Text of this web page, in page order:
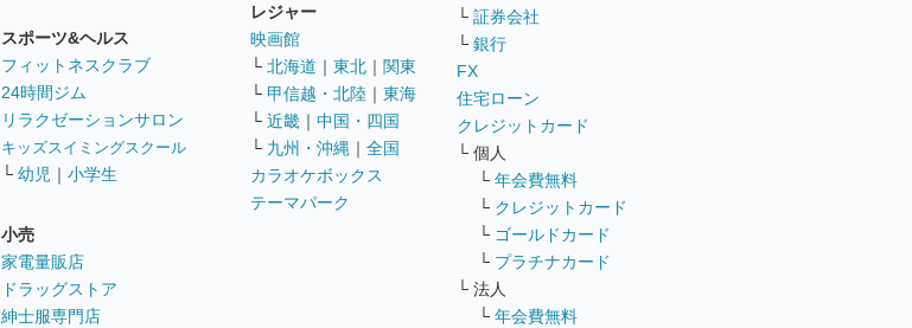
スポーツ&ヘルス
フィットネスクラブ
24時間ジム
リラクゼーションサロン
キッズスイミングスクール
└ 幼児 ｜ 小学生
小売
家電量販店
ドラッグストア
紳士服専門店
レジャー
映画館
└ 北海道 ｜ 東北 ｜ 関東
└ 甲信越・北陸 ｜ 東海
└ 近畿 ｜ 中国・四国
└ 九州・沖縄 ｜ 全国
カラオケボックス
テーマパーク
└ 証券会社
└ 銀行
FX
住宅ローン
クレジットカード
└ 個人
└ 年会費無料
└ クレジットカード
└ ゴールドカード
└ プラチナカード
└ 法人
└ 年会費無料